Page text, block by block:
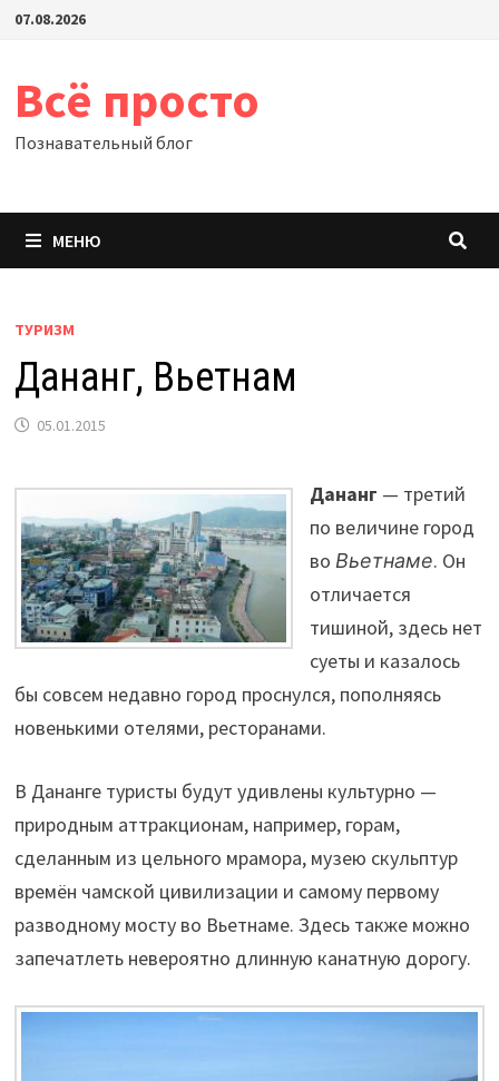
Перейти
07.08.2026
Всё просто
Познавательный блог
МЕНЮ
ТУРИЗМ
Дананг, Вьетнам
05.01.2015
Дананг — третий
по величине город
во Вьетнаме. Он
отличается
тишиной, здесь нет
суеты и казалось
бы совсем недавно город проснулся, пополняясь
новенькими отелями, ресторанами.
В Дананге туристы будут удивлены культурно —
природным аттракционам, например, горам,
сделанным из цельного мрамора, музею скульптур
времён чамской цивилизации и самому первому
разводному мосту во Вьетнаме. Здесь также можно
запечатлеть невероятно длинную канатную дорогу.